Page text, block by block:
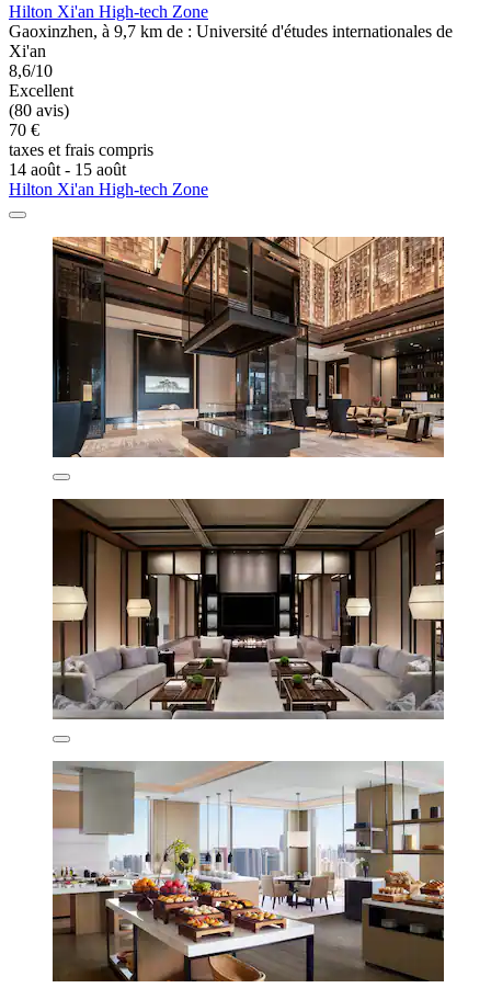
Hilton Xi'an High-tech Zone
Gaoxinzhen, à 9,7 km de : Université d'études internationales de
Xi'an
8,6/10
Excellent
(80 avis)
70 €
taxes et frais compris
14 août - 15 août
Hilton Xi'an High-tech Zone